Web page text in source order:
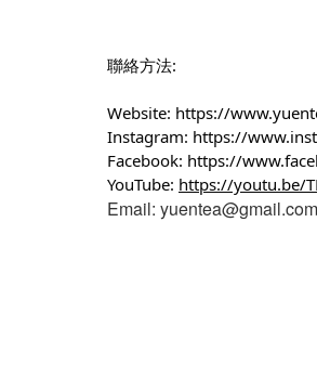
聯絡方法:
Website: https://
Instagram: https://
Facebook: https://
YouTube: https://youtu.be/
Email: yuentea@gmail.com